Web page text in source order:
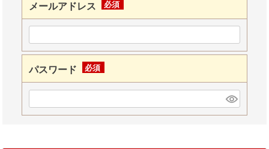
メールアドレス
須)
パスワード
須)